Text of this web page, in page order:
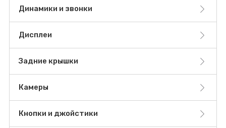
Динамики и звонки
Дисплеи
Задние крышки
Камеры
Кнопки и джойстики